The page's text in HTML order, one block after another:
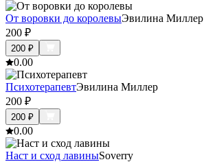
От воровки до королевыЭвилина Миллер
200 ₽
200 ₽
0.00
ПсихотерапевтЭвилина Миллер
200 ₽
200 ₽
0.00
Наст и сход лавиныSoverry